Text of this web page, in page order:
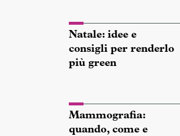
Natale: idee e
consigli per renderlo
più green
Mammografia:
quando, come e